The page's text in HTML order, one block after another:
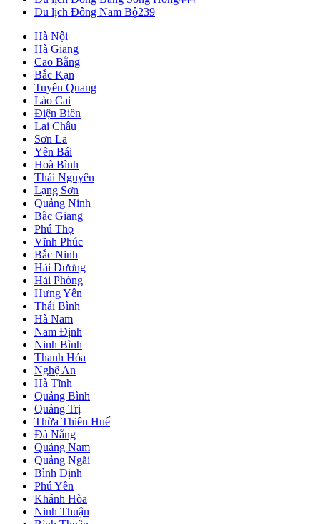
Du lịch Đông Nam Bộ239
Hà Nội
Hà Giang
Cao Bằng
Bắc Kạn
Tuyên Quang
Lào Cai
Điện Biên
Lai Châu
Sơn La
Yên Bái
Hoà Bình
Thái Nguyên
Lạng Sơn
Quảng Ninh
Bắc Giang
Phú Thọ
Vĩnh Phúc
Bắc Ninh
Hải Dương
Hải Phòng
Hưng Yên
Thái Bình
Hà Nam
Nam Định
Ninh Bình
Thanh Hóa
Nghệ An
Hà Tĩnh
Quảng Bình
Quảng Trị
Thừa Thiên Huế
Đà Nẵng
Quảng Nam
Quảng Ngãi
Bình Định
Phú Yên
Khánh Hòa
Ninh Thuận